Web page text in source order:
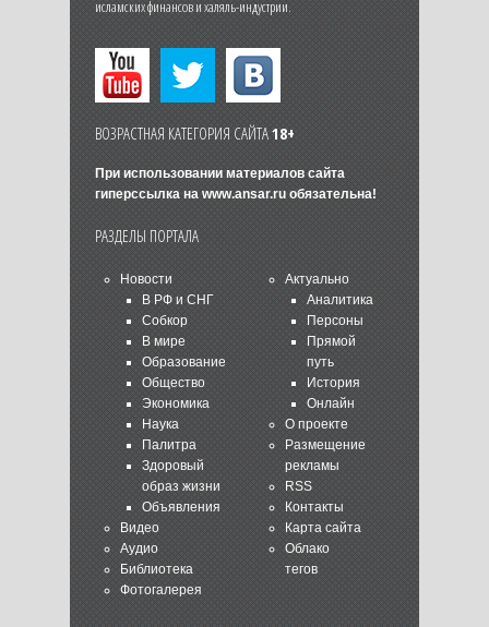
исламских финансов и халяль-индустрии.
ВОЗРАСТНАЯ КАТЕГОРИЯ САЙТА18+
При использовании материалов сайта
гиперссылка на www.ansar.ruобязательна!
РАЗДЕЛЫ ПОРТАЛА
Новости
В РФ и СНГ
Собкор
В мире
Образование
Общество
Экономика
Наука
Палитра
Здоровый
образ жизни
Объявления
Видео
Аудио
Библиотека
Фотогалерея
Актуально
Аналитика
Персоны
Прямой
путь
История
Онлайн
О проекте
Размещение
рекламы
RSS
Контакты
Карта сайта
Облако
тегов